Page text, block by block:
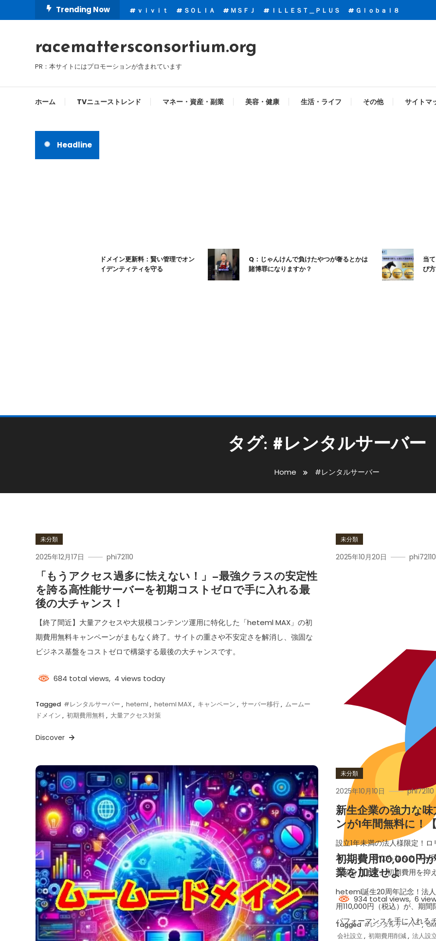
To
Trending Now ｖｉｖｉｔ ＳＯＬＩＡ ＭＳＦＪ ＩＬＬＥＳＴ＿ＰＬＵＳ Ｇｌｏｂａｌ８
racemattersconsortium.org
PR：本サイトにはプロモーションが含まれています
ホーム TVニューストレンド マネー・資産・副業 美容・健康 生活・ライフ その他 サイトマ
Headline
ムームードメイン更新料：賢い管理でオン
ラインアイデンティティを守る
Q：じゃんけんで負けたやつが奢るとかは
賭博罪になりますか？
当てる競馬で
び方
タグ: #レンタルサーバー
Home #レンタルサーバー
未分類
2025年12月17日 phi72110
「もうアクセス過多に怯えない！」—最強クラスの安定性
を誇る高性能サーバーを初期コストゼロで手に入れる最
後の大チャンス！
【終了間近】大量アクセスや大規模コンテンツ運用に特化した「heteml MAX」の初
期費用無料キャンペーンがまもなく終了。サイトの重さや不安定さを解消し、強固な
ビジネス基盤をコストゼロで構築する最後の大チャンスです。
684 total views, 4 views today
Tagged #レンタルサーバー , heteml , heteml MAX, キャンペーン , サーバー移行, ムームー
ドメイン , 初期費用無料, 大量アクセス対策
Discover
未分類
2025年10月20日 phi72110
初期費用110,000円
業を加速せよ
heteml誕生20周年記念！法
用110,000円（税込）が、期
パフォーマンスを手に入れる
未分類
2025年10月10日 phi72110
新生企業の強力な
ンが1年間無料に！
設立1年未満の法人様限定！
ラン」が、今ならなんと12ヵ
ご紹介します。初期費用を抑
934 total views, 6
Tagged #レンタルサーバー ,
会社設立, 初期費用削減, 法人設